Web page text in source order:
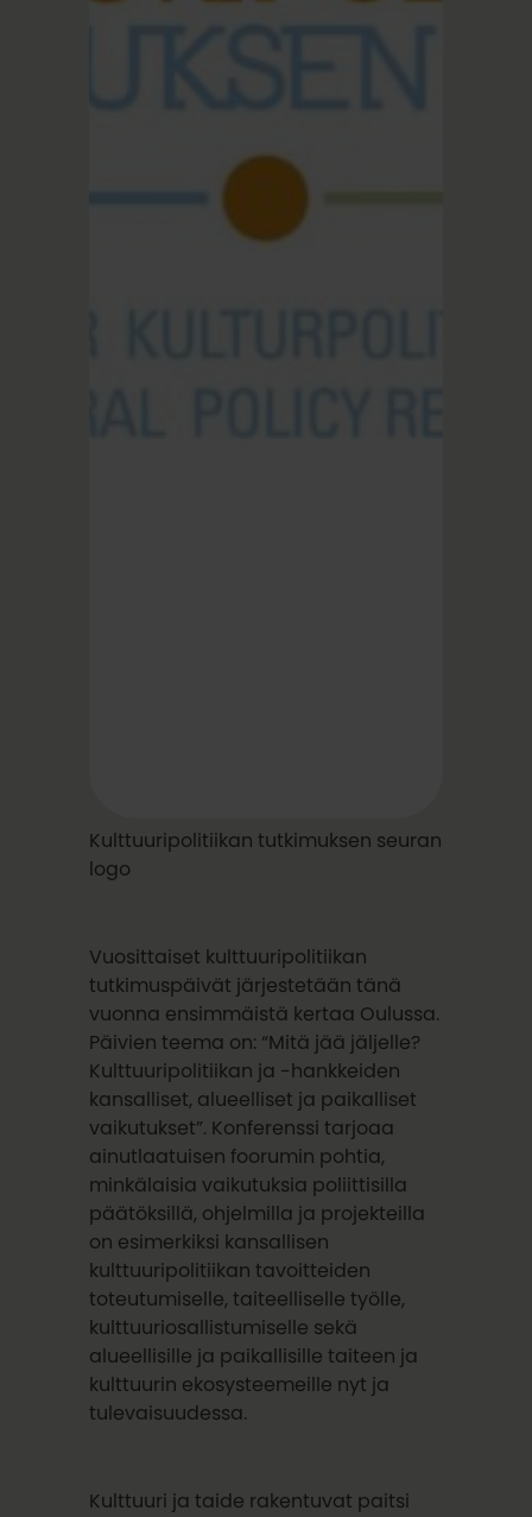
Kulttuuripolitiikan tutkimuksen seuran
logo
Vuosittaiset kulttuuripolitiikan
tutkimuspäivät järjestetään tänä
vuonna ensimmäistä kertaa Oulussa.
Päivien teema on: “Mitä jää jäljelle?
Kulttuuripolitiikan ja -hankkeiden
kansalliset, alueelliset ja paikalliset
vaikutukset”. Konferenssi tarjoaa
ainutlaatuisen foorumin pohtia,
minkälaisia vaikutuksia poliittisilla
päätöksillä, ohjelmilla ja projekteilla
on esimerkiksi kansallisen
kulttuuripolitiikan tavoitteiden
toteutumiselle, taiteelliselle työlle,
kulttuuriosallistumiselle sekä
alueellisille ja paikallisille taiteen ja
kulttuurin ekosysteemeille nyt ja
tulevaisuudessa.
Kulttuuri ja taide rakentuvat paitsi